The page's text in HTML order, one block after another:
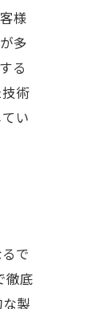
様
多
る
術
い
で
徹底
製